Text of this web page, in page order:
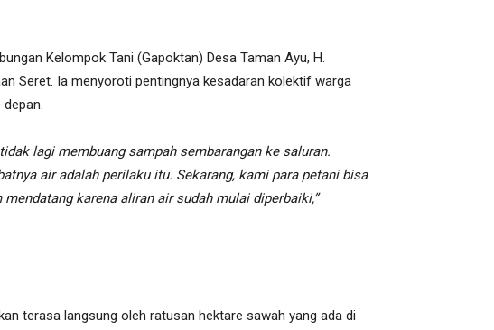
Kelompok Tani (Gapoktan) Desa Taman Ayu, H.
Seret. Ia menyoroti pentingnya kesadaran kolektif warga
lagi membuang sampah sembarangan ke saluran.
air adalah perilaku itu. Sekarang, kami para petani bisa
karena aliran air sudah mulai diperbaiki,”
terasa langsung oleh ratusan hektare sawah yang ada di